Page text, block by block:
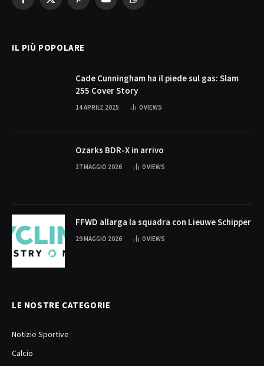
Facebook
X
PinterestYouTubeWhatsApp
IL PIÙ POPOLARE
Cade Cunningham ha il piede sul gas: Slam
255 Cover Story
14 APRILE 2025 0VIEWS
Ozarks BDR-X in arrivo
27 MAGGIO 2026 0VIEWS
FFWD allarga la squadra con Lieuwe Schipper
29 MAGGIO 2026 0VIEWS
LE NOSTRE CATEGORIE
Notizie Sportive
Calcio